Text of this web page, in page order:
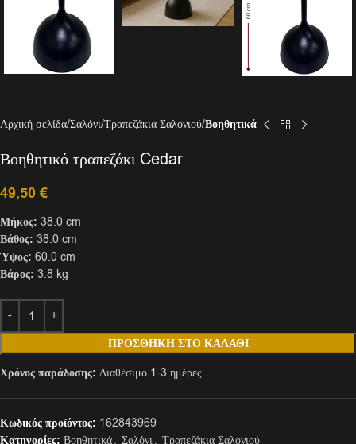
Αρχική σελίδα Σαλόνι Τραπεζάκια Σαλονιού Βοηθητικά
Βοηθητικό τραπεζάκι Cedar
49,50€
Μήκος: 38.0 cm
Βάθος: 38.0 cm
Ύψος: 60.0 cm
Βάρος: 3.8 kg
ΠΡΟΣΘΉΚΗ ΣΤΟ ΚΑΛΆΘΙ
Χρόνος παράδοσης: Διαθέσιμο 1-3 ημέρες
Κωδικός προϊόντος: 162843969
Βοηθητικά, Σαλόνι, Τραπεζάκια Σαλονιού